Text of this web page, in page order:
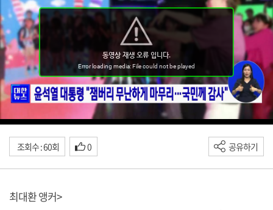
조회수 : 60회 0 공유하기
최대환 앵커>